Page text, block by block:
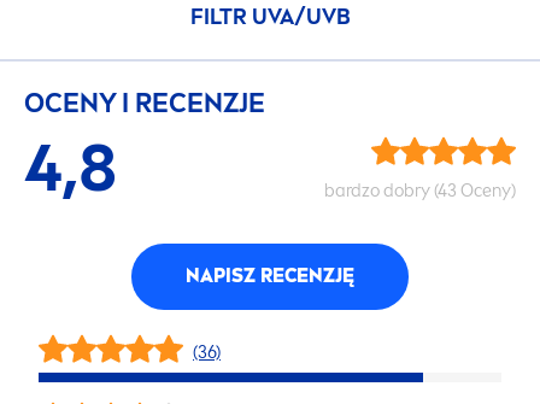
FILTR UVA/UVB
OCENY I RECENZJE
4,8 bardzo dobry (43 Oceny)
NAPISZ RECENZJĘ
(36)